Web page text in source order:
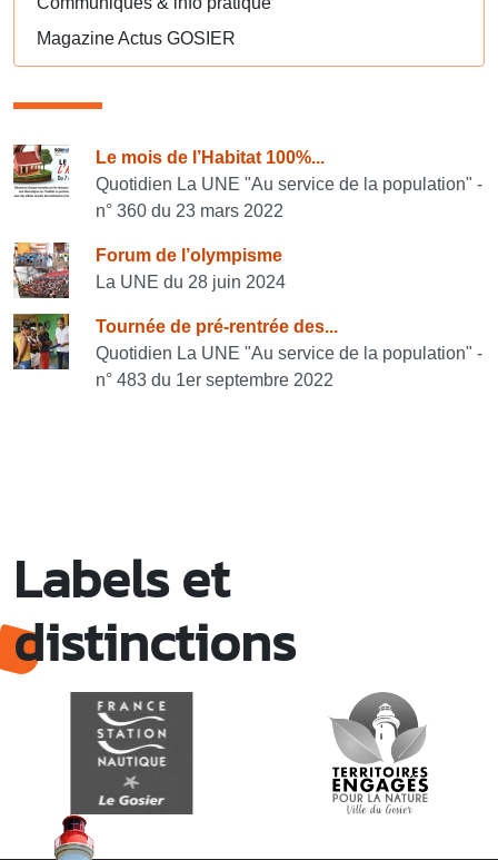
Magazine Actus GOSIER
Consulter également
Le mois de l’Habitat 100%...
Quotidien La UNE "Au service de la population" -
n° 360 du 23 mars 2022
Forum de l’olympisme
La UNE du 28 juin 2024
Tournée de pré-rentrée des...
Quotidien La UNE "Au service de la population" -
n° 483 du 1er septembre 2022
Labels et
distinctions